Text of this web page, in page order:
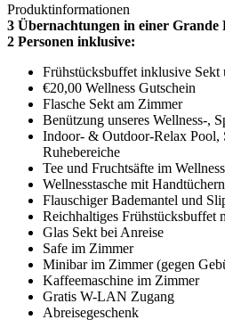
Produktinformationen
3 Übernachtungen in einer Grande
2 Personen inklusive:
Frühstücksbuffet inklusive Sekt
€20,00 Wellness Gutschein
Flasche Sekt am Zimmer
Benützung unseres Wellness-,
Indoor- & Outdoor-Relax Pool,
Ruhebereiche
Tee und Fruchtsäfte im
Wellnesstasche mit Handtüchern
Flauschiger Bademantel und
Reichhaltiges Frühstücksbuffet
Glas Sekt bei Anreise
Safe im Zimmer
Minibar im Zimmer (gegen
Kaffeemaschine im Zimmer
Gratis W-LAN Zugang
Abreisegeschenk